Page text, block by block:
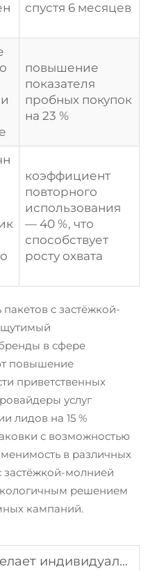
спустя 6 месяцев
повышение
показателя
пробных покупок
на 23 %
коэффициент
повторного
использования
— 40 %, что
способствует
росту охвата
с застёжкой-
в сфере
повышение
приветственных
услуг
лидов на 15 %
с возможностью
в различных
застёжкой-молнией
решением
кампаний.
мешочки с кулиской идеальным выбором в качестве сувениров для мероприятий